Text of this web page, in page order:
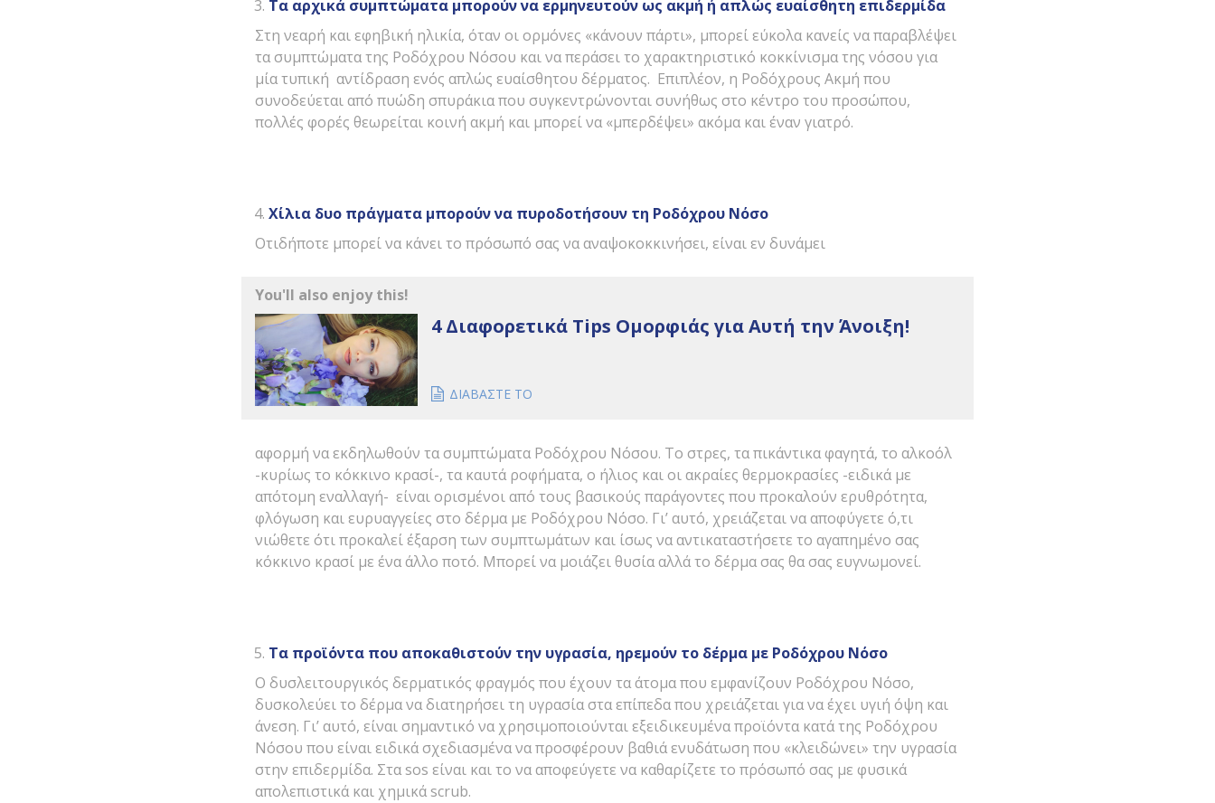
Τα αρχικά συμπτώματα μπορούν να ερμηνευτούν ως ακμή ή απλώς ευαίσθητη επιδερμίδα
Στη νεαρή και εφηβική ηλικία, όταν οι ορμόνες «κάνουν πάρτι», μπορεί εύκολα κανείς να παραβλέψει
τα συμπτώματα της Ροδόχρου Νόσου και να περάσει το χαρακτηριστικό κοκκίνισμα της νόσου για
μία τυπική αντίδραση ενός απλώς ευαίσθητου δέρματος. Επιπλέον, η Ροδόχρους Ακμή που
συνοδεύεται από πυώδη σπυράκια που συγκεντρώνονται συνήθως στο κέντρο του προσώπου,
πολλές φορές θεωρείται κοινή ακμή και μπορεί να «μπερδέψει» ακόμα και έναν γιατρό.
Χίλια δυο πράγματα μπορούν να πυροδοτήσουν τη Ροδόχρου Νόσο
Οτιδήποτε μπορεί να κάνει το πρόσωπό σας να αναψοκοκκινήσει, είναι εν δυνάμει
You'll also enjoy this!
4 Διαφορετικά Tips Ομορφιάς για Αυτή την Άνοιξη!
ΔΙΑΒΑΣΤΕ ΤΟ
αφορμή να εκδηλωθούν τα συμπτώματα Ροδόχρου Νόσου. Το στρες, τα πικάντικα φαγητά, το αλκοόλ
-κυρίως το κόκκινο κρασί-, τα καυτά ροφήματα, ο ήλιος και οι ακραίες θερμοκρασίες -ειδικά με
απότομη εναλλαγή- είναι ορισμένοι από τους βασικούς παράγοντες που προκαλούν ερυθρότητα,
φλόγωση και ευρυαγγείες στο δέρμα με Ροδόχρου Νόσο. Γι’ αυτό, χρειάζεται να αποφύγετε ό,τι
νιώθετε ότι προκαλεί έξαρση των συμπτωμάτων και ίσως να αντικαταστήσετε το αγαπημένο σας
κόκκινο κρασί με ένα άλλο ποτό. Μπορεί να μοιάζει θυσία αλλά το δέρμα σας θα σας ευγνωμονεί.
Τα προϊόντα που αποκαθιστούν την υγρασία, ηρεμούν το δέρμα με Ροδόχρου Νόσο
Ο δυσλειτουργικός δερματικός φραγμός που έχουν τα άτομα που εμφανίζουν Ροδόχρου Νόσο,
δυσκολεύει το δέρμα να διατηρήσει τη υγρασία στα επίπεδα που χρειάζεται για να έχει υγιή όψη και
άνεση. Γι’ αυτό, είναι σημαντικό να χρησιμοποιούνται εξειδικευμένα προϊόντα κατά της Ροδόχρου
Νόσου που είναι ειδικά σχεδιασμένα να προσφέρουν βαθιά ενυδάτωση που «κλειδώνει» την υγρασία
στην επιδερμίδα. Στα sos είναι και το να αποφεύγετε να καθαρίζετε το πρόσωπό σας με φυσικά
απολεπιστικά και χημικά scrub.